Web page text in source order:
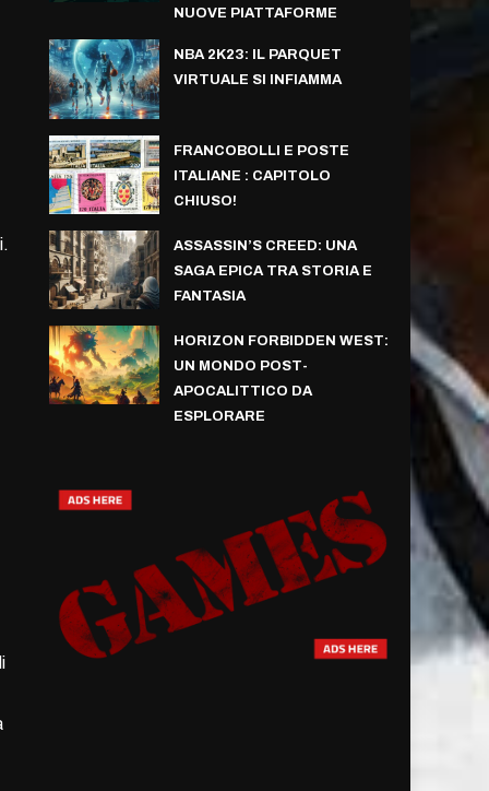
NUOVE PIATTAFORME
NBA 2K23: IL PARQUET
VIRTUALE SI INFIAMMA
FRANCOBOLLI E POSTE
ITALIANE : CAPITOLO
CHIUSO!
ASSASSIN’S CREED: UNA
SAGA EPICA TRA STORIA E
FANTASIA
HORIZON FORBIDDEN WEST:
UN MONDO POST-
APOCALITTICO DA
ESPLORARE